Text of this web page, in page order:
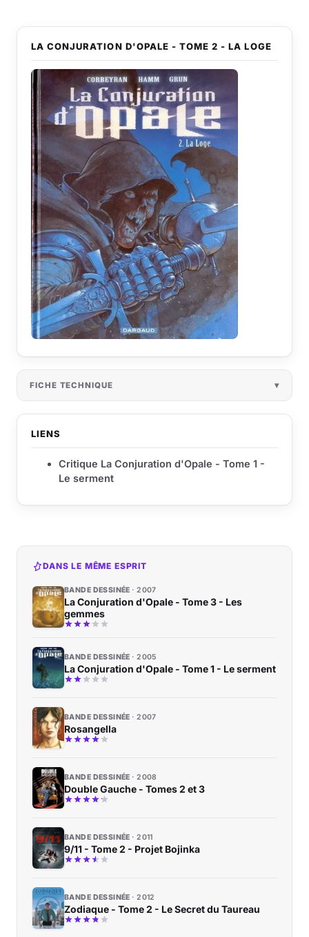
LA CONJURATION D'OPALE - TOME 2 - LA LOGE
FICHE TECHNIQUE
LIENS
Critique La Conjuration d'Opale - Tome 1 -
Le serment
DANS LE MÊME ESPRIT
BANDE DESSINÉE 2007
La Conjuration d'Opale - Tome 3 - Les
gemmes
BANDE DESSINÉE 2005
La Conjuration d'Opale - Tome 1 - Le serment
BANDE DESSINÉE 2007
Rosangella
BANDE DESSINÉE 2008
Double Gauche - Tomes 2 et 3
BANDE DESSINÉE 2011
9/11 - Tome 2 - Projet Bojinka
BANDE DESSINÉE 2012
Zodiaque - Tome 2 - Le Secret du Taureau